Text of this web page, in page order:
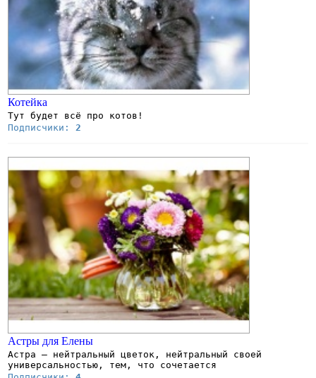
Котейка
Тут будет всё про котов!
Подписчики: 2
Астры для Елены
Астра – нейтральный цветок, нейтральный своей
универсальностью, тем, что сочетается